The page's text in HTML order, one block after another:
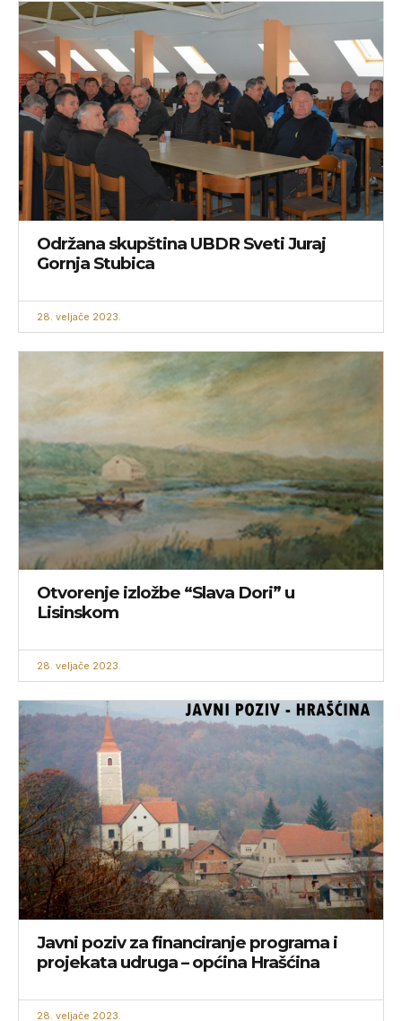
Održana skupština UBDR Sveti Juraj
Gornja Stubica
28. veljače 2023.
Otvorenje izložbe “Slava Dori” u
Lisinskom
28. veljače 2023.
Javni poziv za financiranje programa i
projekata udruga – općina Hrašćina
28. veljače 2023.